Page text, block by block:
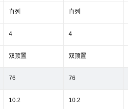
直列 直列
4 4
双顶置 双顶置
76 76
10.2 10.2